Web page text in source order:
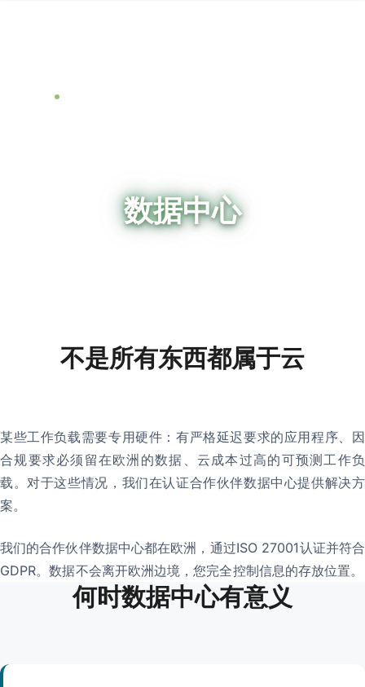
数据中心
不是所有东西都属于云
某些工作负载需要专用硬件：有严格延迟要求的应用程序、因
合规要求必须留在欧洲的数据、云成本过高的可预测工作负
载。对于这些情况，我们在认证合作伙伴数据中心提供解决方
案。
我们的合作伙伴数据中心都在欧洲，通过ISO 27001认证并符合
GDPR。数据不会离开欧洲边境，您完全控制信息的存放位置。
何时数据中心有意义